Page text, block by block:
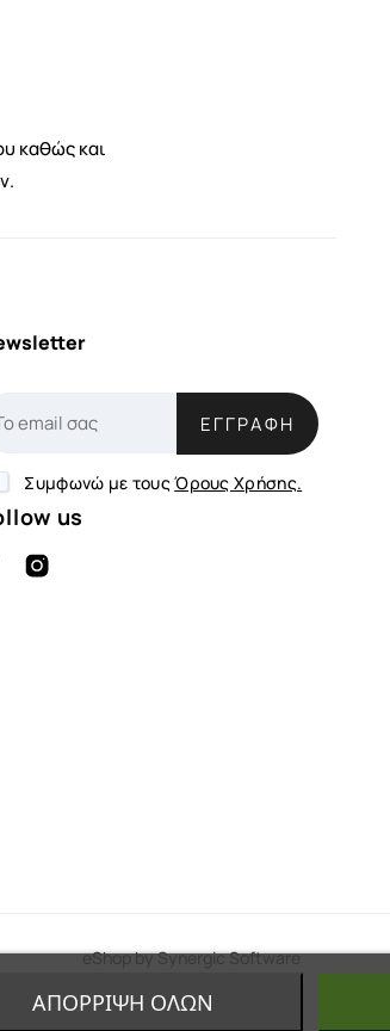
καθώς και
ΕΓΓΡΑΦΉ
Συμφωνώ με τουςΌρους Χρήσης.
us
ΑΠΌΡΡΙΨΗ ΌΛΩΝ
eShop by Synergic Software